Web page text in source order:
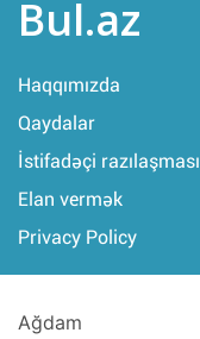
Bul.az
Haqqımızda
Qaydalar
İstifadəçi razılaşması
Elan vermək
Privacy Policy
Ağdam